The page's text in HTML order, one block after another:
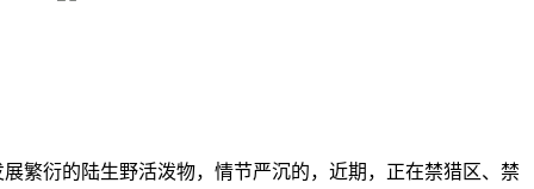
衍的陆生野活泼物，情节严沉的，近期，正在禁猎区、禁